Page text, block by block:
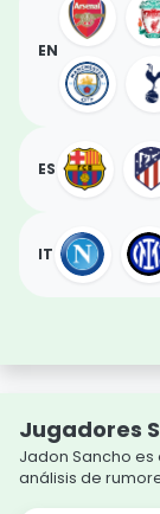
EN
ES
IT
Jugadores
Jadon Sancho
análisis de